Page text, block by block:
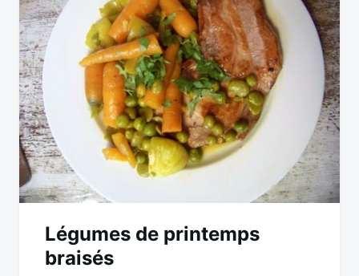
l’article
Légumes de printemps
braisés